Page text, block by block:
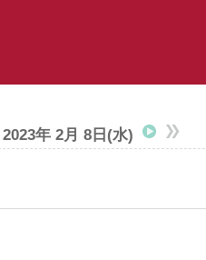
2023年 2月 8日 (水)